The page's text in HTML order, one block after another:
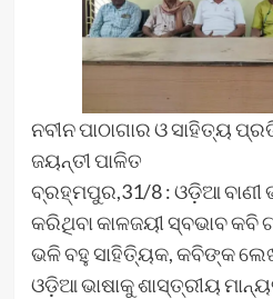
ନବୀନ ପାଠାଗାର ଓ ସାହିତ୍ୟ
ଜୟନ୍ତୀ ପାଳିତ
ବ୍ରହ୍ମପୁର,31/8 : ଓଡ଼ିଆ
କରିଥିବା କାଳଜୟୀ ସ୍ବଭାବ
ଭଳି ବହୁ ସାହିତି୍ୟକ, କବିଙ୍କ
ଓଡ଼ିଆ ଭାଷାକୁ ଶାସ୍ତ୍ରୀୟ